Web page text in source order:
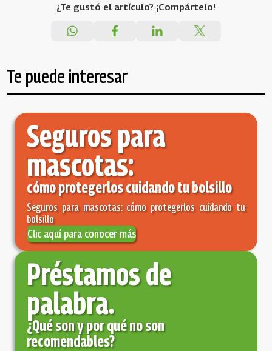
¿Te gustó el artículo? ¡Compártelo!
Te puede interesar
Seguros para
mascotas:
cómo protegerlos cuidando tu bolsillo
Seguros para mascotas: cómo protegerlos cuidando tu
bolsillo
Clic aquí para conocer más
Préstamos de
palabra.
¿Qué son y por qué no son
recomendables?